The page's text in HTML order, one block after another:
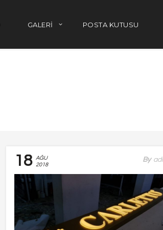
GALERI POSTA KUTUSU
18
AĞU
2018
By